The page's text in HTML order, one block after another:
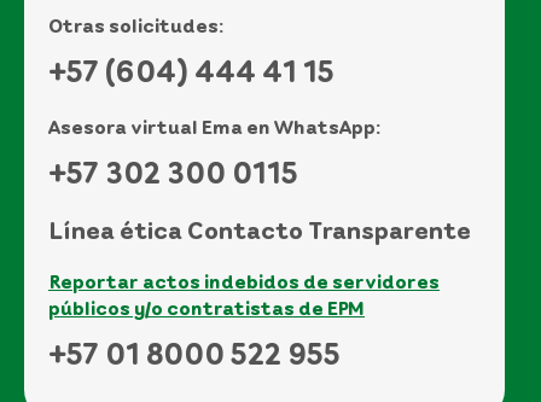
Otras solicitudes:
+57 (604) 444 41 15
Asesora virtual Ema en WhatsApp:
+57 302 300 0115
Línea ética Contacto Transparente
Reportar actos indebidos de servidores
públicos y/o contratistas de EPM
+57 01 8000 522 955